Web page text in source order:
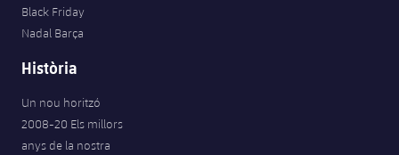
Black Friday
Nadal Barça
Història
Un nou horitzó
2008-20 Els millors
anys de la nostra